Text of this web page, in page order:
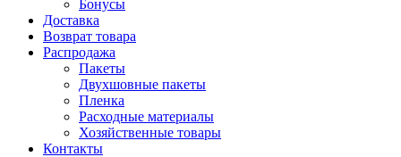
Бонусы
Доставка
Возврат товара
Распродажа
Пакеты
Двухшовные пакеты
Пленка
Расходные материалы
Хозяйственные товары
Контакты